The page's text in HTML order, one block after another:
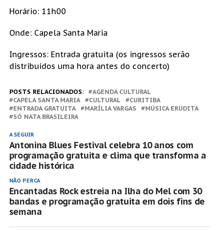
Horário: 11h00
Onde: Capela Santa Maria
Ingressos: Entrada gratuita (os ingressos serão
distribuídos uma hora antes do concerto)
POSTS RELACIONADOS:
AGENDA CULTURAL
CAPELA SANTA MARIA
CULTURAL
CURITIBA
ENTRADA GRATUITA
MARÍLIA VARGAS
MÚSICA ERUDITA
SÓ NATA BRASILEIRA
A SEGUIR
Antonina Blues Festival celebra 10 anos com
programação gratuita e clima que transforma a
cidade histórica
NÃO PERCA
Encantadas Rock estreia na Ilha do Mel com 30
bandas e programação gratuita em dois fins de
semana